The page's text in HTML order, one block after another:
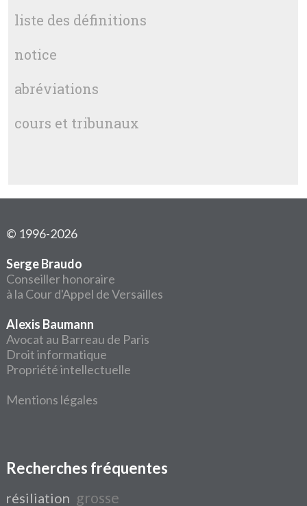
liste des définitions
notice
abréviations
cours et tribunaux
© 1996-2026
Serge Braudo
Conseiller honoraire
à la Cour d'Appel de Versailles
Alexis Baumann
Avocat au Barreau de Paris
Droit informatique
Propriété intellectuelle
Mentions légales
Recherches fréquentes
résiliation grosse